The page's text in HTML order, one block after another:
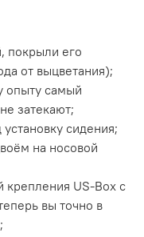
покрыли его
от выцветания);
опыту самый
затекают;
сидения;
на носовой
крепления US-Box с
вы точно в